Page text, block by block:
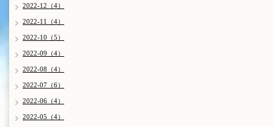
2022-12（4）
2022-11（4）
2022-10（5）
2022-09（4）
2022-08（4）
2022-07（6）
2022-06（4）
2022-05（4）